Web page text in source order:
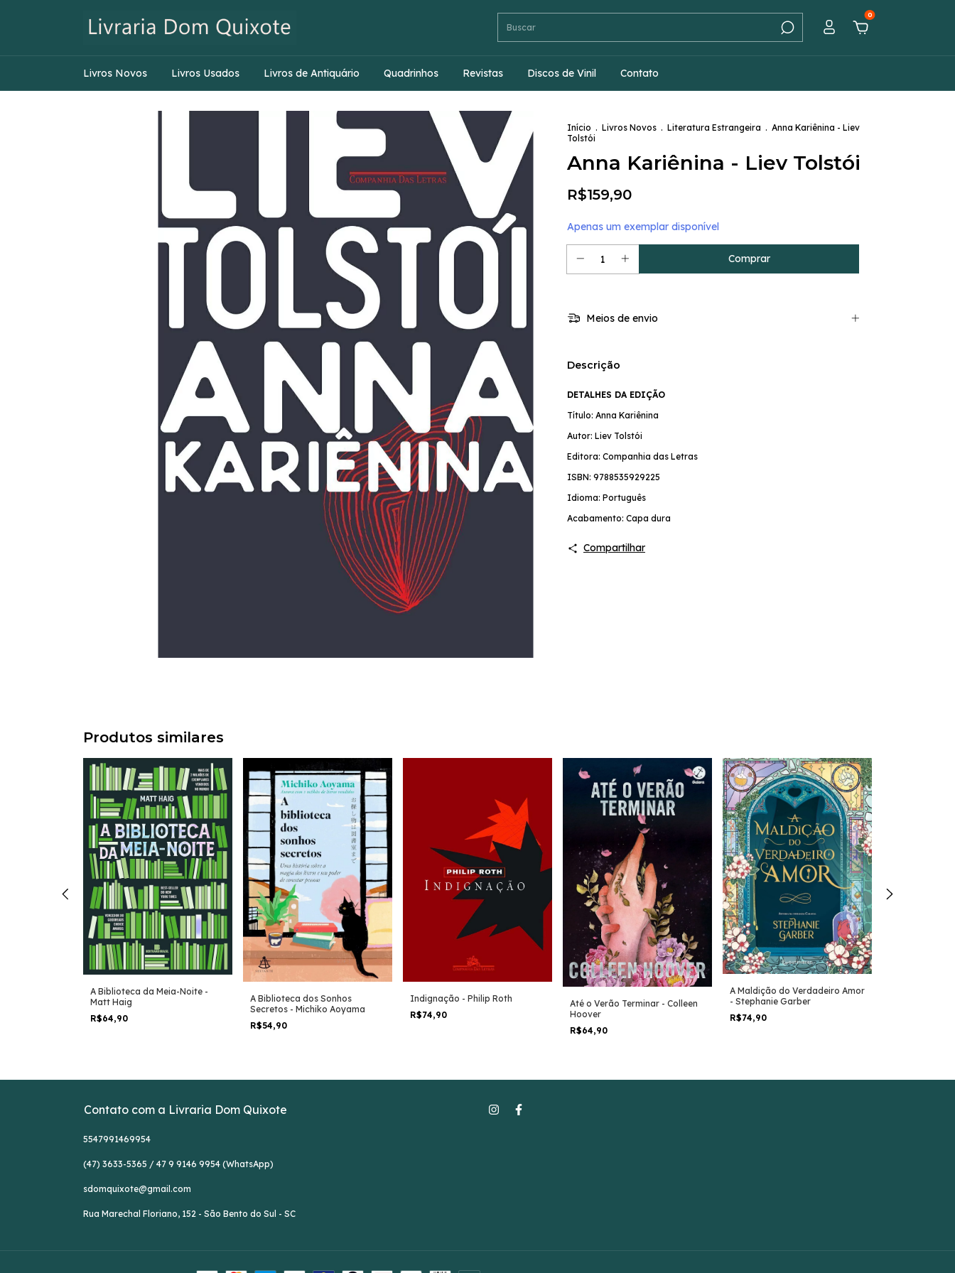
0
Livros Novos Livros Usados Livros de Antiquário Quadrinhos Revistas Discos de Vinil Contato
Início . Livros Novos . Literatura Estrangeira . Anna Kariênina - Liev
Tolstói
Anna Kariênina - Liev Tolstói
R$159,90
Apenas um exemplar disponível
Meios de envio
Descrição
DETALHES DA EDIÇÃO
Título: Anna Kariênina
Autor: Liev Tolstói
Editora: Companhia das Letras
ISBN: 9788535929225
Idioma: Português
Acabamento: Capa dura
Compartilhar
Produtos similares
A Biblioteca da Meia-Noite -
Matt Haig
R$64,90
A Biblioteca dos Sonhos
Secretos - Michiko Aoyama
R$54,90
Indignação - Philip Roth
R$74,90
Até o Verão Terminar - Colleen
Hoover
R$64,90
A Maldição do Verdadeiro Amor
- Stephanie Garber
R$74,90
Contato com a Livraria Dom Quixote
5547991469954
(47) 3633-5365 / 47 9 9146 9954 (WhatsApp)
sdomquixote@gmail.com
Rua Marechal Floriano, 152 - São Bento do Sul - SC